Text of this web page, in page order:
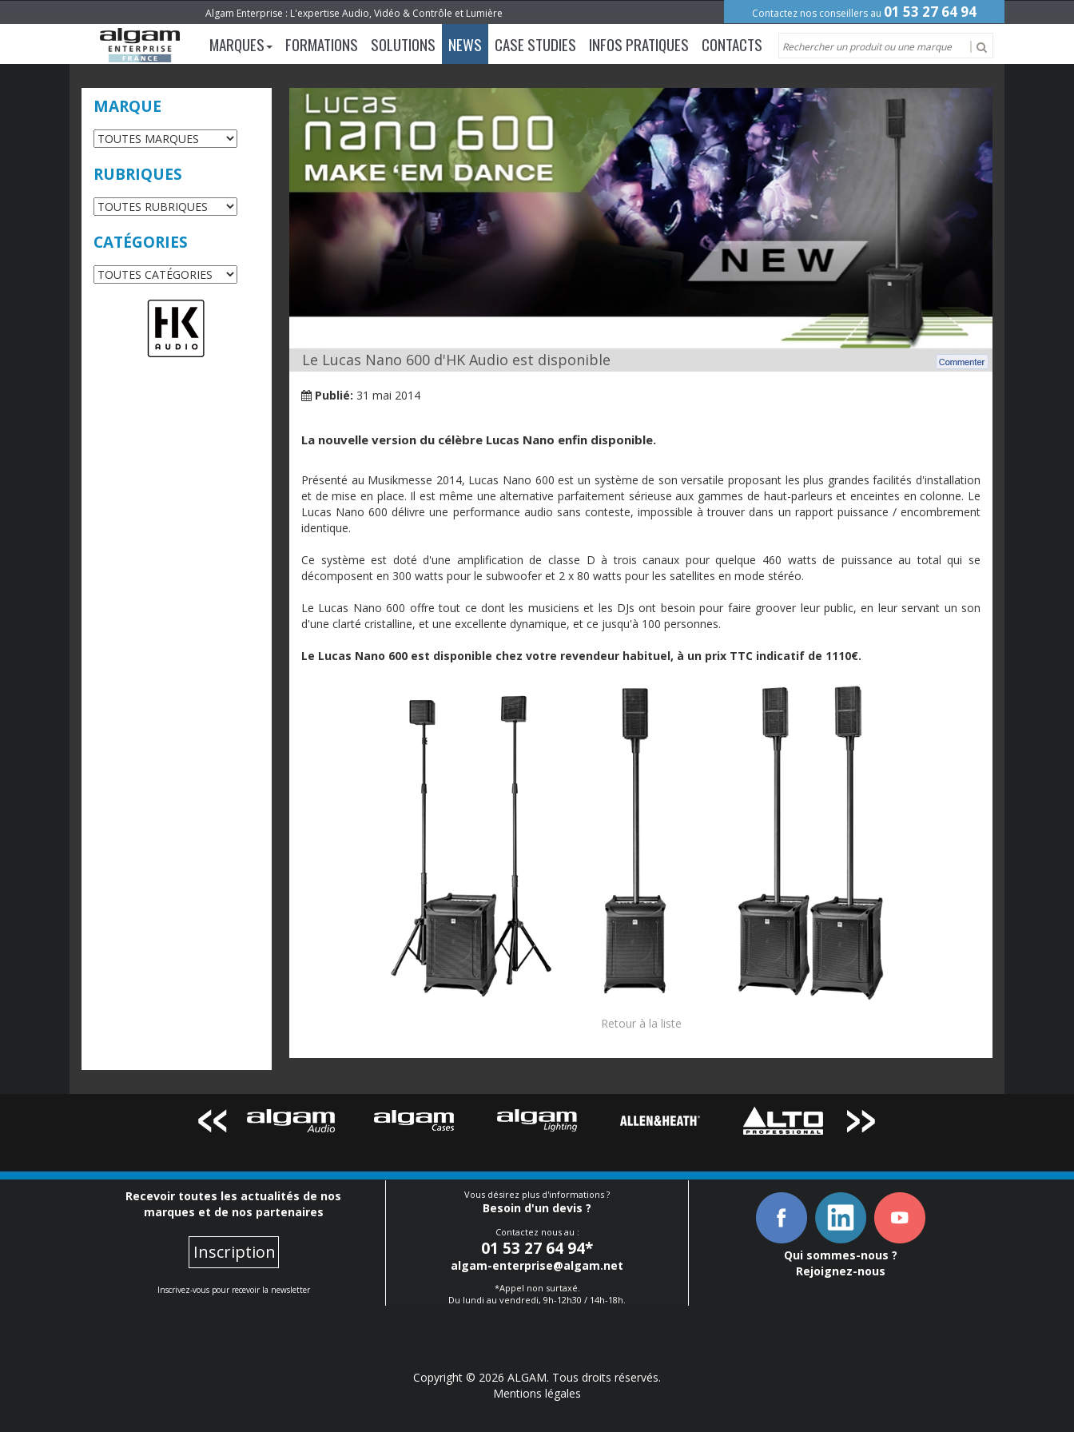
Algam Enterprise : L'expertise Audio, Vidéo & Contrôle et Lumière Contactez nos conseillers au 01 53 27 64 94
MARQUES FORMATIONS SOLUTIONS NEWS CASE STUDIES INFOS PRATIQUES CONTACTS
MARQUE
RUBRIQUES
CATÉGORIES
Le Lucas Nano 600 d'HK Audio est disponible
Publié: 31 mai 2014
La nouvelle version du célèbre Lucas Nano enfin disponible.
Présenté au Musikmesse 2014, Lucas Nano 600 est un système de son versatile proposant les plus grandes facilités d'installation
et de mise en place. Il est même une alternative parfaitement sérieuse aux gammes de haut-parleurs et enceintes en colonne. Le
Lucas Nano 600 délivre une performance audio sans conteste, impossible à trouver dans un rapport puissance / encombrement
identique.
Ce système est doté d'une amplification de classe D à trois canaux pour quelque 460 watts de puissance au total qui se
décomposent en 300 watts pour le subwoofer et 2 x 80 watts pour les satellites en mode stéréo.
Le Lucas Nano 600 offre tout ce dont les musiciens et les DJs ont besoin pour faire groover leur public, en leur servant un son
d'une clarté cristalline, et une excellente dynamique, et ce jusqu'à 100 personnes.
Le Lucas Nano 600 est disponible chez votre revendeur habituel, à un prix TTC indicatif de 1110€.
Retour à la liste
Recevoir toutes les actualités de nos
marques et de nos partenaires
Inscription
Inscrivez-vous pour recevoir la newsletter
Vous désirez plus d'informations ?
Besoin d'un devis ?
Contactez nous au :
01 53 27 64 94*
algam-enterprise@algam.net
*Appel non surtaxé.
Du lundi au vendredi, 9h-12h30 / 14h-18h.
Qui sommes-nous ?
Rejoignez-nous
Copyright © 2026 ALGAM. Tous droits réservés.
Mentions légales